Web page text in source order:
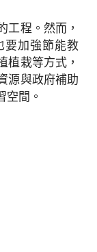
工程。然而，
要加強節能教
植栽等方式，
源與政府補助
空間。